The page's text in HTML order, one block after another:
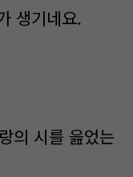
생기네요.
의 시를 읊었는